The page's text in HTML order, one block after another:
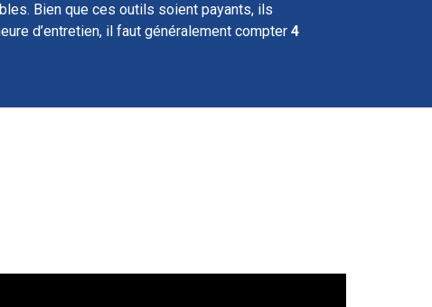
Bien que ces outils soient payants, ils
d’entretien, il faut généralement compter 4